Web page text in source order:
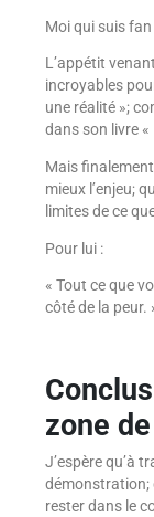
Moi qui suis
L’appétit
incroyables
une réalité »;
dans son livre
Mais
mieux l’enjeu;
limites de ce
Pour lui :
« Tout ce que
côté de la peur.
zone
J’espère qu’à
démonstration;
rester dans le